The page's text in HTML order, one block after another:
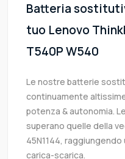
Batteria
tuo Lenovo
T540P W540
Le nostre batterie
continuamente
potenza & autonomia.
superano quelle della
45N1144,
carica-scarica.